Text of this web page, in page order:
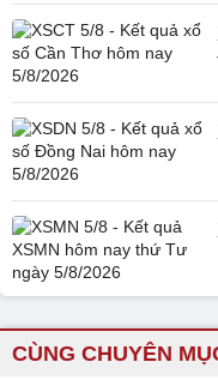
CÙNG CHUYÊN